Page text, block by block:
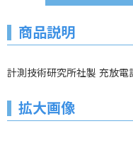
商品説明
計測技術研究所社製 充放電
拡大画像